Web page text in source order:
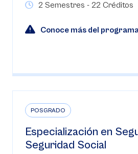
2 Semestres - 22 Créditos
Conoce más del
POSGRADO
Especialización en
Seguridad Social